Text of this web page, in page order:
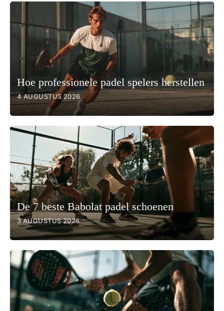
Hoe professionele padel spelers herstellen
4 AUGUSTUS 2026
De 7 beste Babolat padel schoenen
3 AUGUSTUS 2026